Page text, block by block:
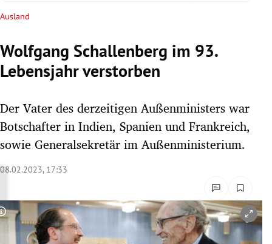
Untermenü
Untermenü
Untermenü
Ausland
Wolfgang Schallenberg im 93.
Lebensjahr verstorben
Der Vater des derzeitigen Außenministers war
Botschafter in Indien, Spanien und Frankreich,
sowie Generalsekretär im Außenministerium.
08.02.2023, 17:33
Copyright-Hinweis öffnen/schließen